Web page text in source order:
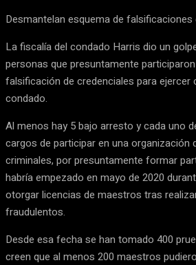
Desmantelan esquema de
La fiscalía del condado Harris dio un
personas que presuntamente
falsificación de credenciales para
condado.
Al menos hay 5 bajo arresto y cada uno
cargos de participar en una organización
criminales, por presuntamente formar
habría empezado en mayo de 2020
otorgar licencias de maestros tras
fraudulentos.
Desde esa fecha se han tomado 400
creen que al menos 200 maestros